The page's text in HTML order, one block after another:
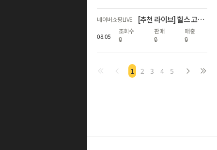
네이버쇼핑LIVE [추천 라이브] 힐스 고양이의날 특가! 전품목 최대 50% 라이브
08.05
조회수
🔒
판매
🔒
매출
🔒
1 2 3 4 5